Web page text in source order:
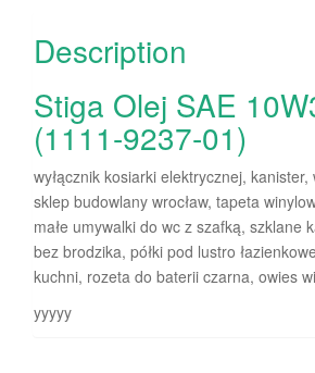
Description
Stiga Olej SAE
(1111-9237-01)
wyłącznik kosiarki elektrycznej, kanister,
sklep budowlany wrocław, tapeta
małe umywalki do wc z szafką, szklane
bez brodzika, półki pod lustro
kuchni, rozeta do baterii czarna, owies
yyyyy